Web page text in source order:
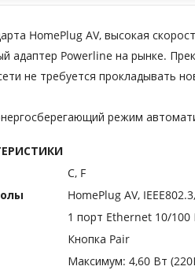
HomePlug AV, высокая
адаптер Powerline на рынке.
не требуется прокладывать
режим
C, F
HomePlug AV,
1 порт Ethernet 10/
Кнопка Pair
Максимум: 4,60 Вт